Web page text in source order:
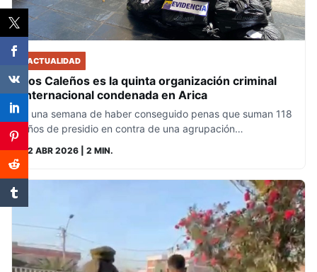
ACTUALIDAD
Los Caleños es la quinta organización criminal
internacional condenada en Arica
A una semana de haber conseguido penas que suman 118
años de presidio en contra de una agrupación…
22 ABR 2026 | 2 MIN.